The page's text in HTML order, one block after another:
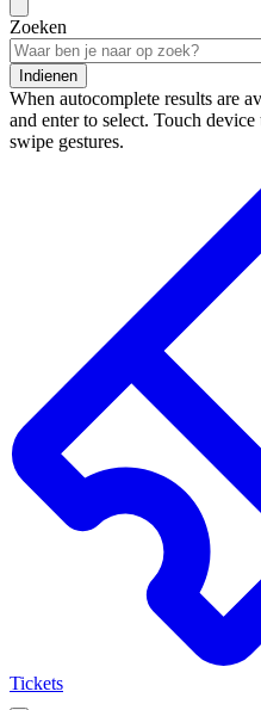
Zoeken
Indienen
When autocomplete results are
and enter to select. Touch
swipe gestures.
Tickets